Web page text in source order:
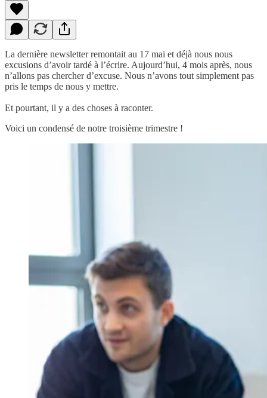
La dernière newsletter remontait au 17 mai et déjà nous nous
excusions d’avoir tardé à l’écrire. Aujourd’hui, 4 mois après, nous
n’allons pas chercher d’excuse. Nous n’avons tout simplement pas
pris le temps de nous y mettre.
Et pourtant, il y a des choses à raconter.
Voici un condensé de notre troisième trimestre !